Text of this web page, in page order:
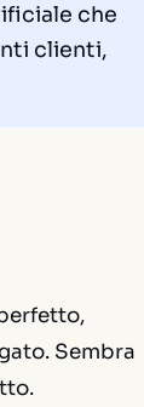
che
clienti,
Sembra